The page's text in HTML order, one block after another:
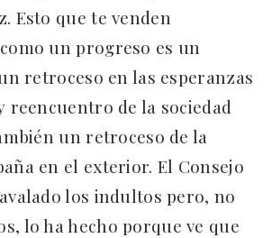
Esto que te venden
un progreso es un
retroceso en las esperanzas
reencuentro de la sociedad
un retroceso de la
en el exterior. El Consejo
los indultos pero, no
lo ha hecho porque ve que